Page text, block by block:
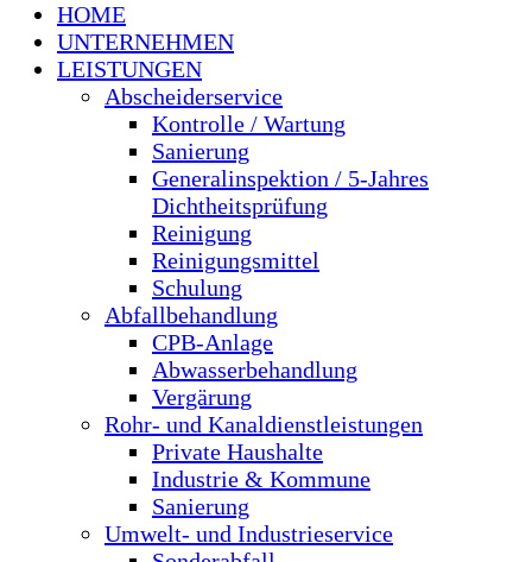
HOME
UNTERNEHMEN
LEISTUNGEN
Abscheiderservice
Kontrolle / Wartung
Sanierung
Generalinspektion / 5-Jahres
Dichtheitsprüfung
Reinigung
Reinigungsmittel
Schulung
Abfallbehandlung
CPB-Anlage
Abwasserbehandlung
Vergärung
Rohr- und Kanaldienstleistungen
Private Haushalte
Industrie & Kommune
Sanierung
Umwelt- und Industrieservice